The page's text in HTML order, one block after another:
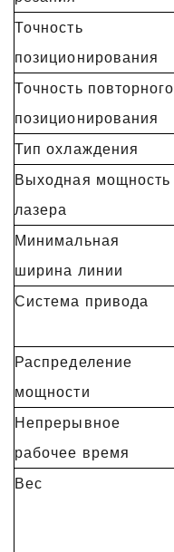
Точность
позиционирования
Точность повторного
позиционирования
Тип охлаждения
Выходная мощность
лазера
Минимальная
ширина линии
Система привода
Распределение
мощности
Непрерывное
рабочее время
Вес